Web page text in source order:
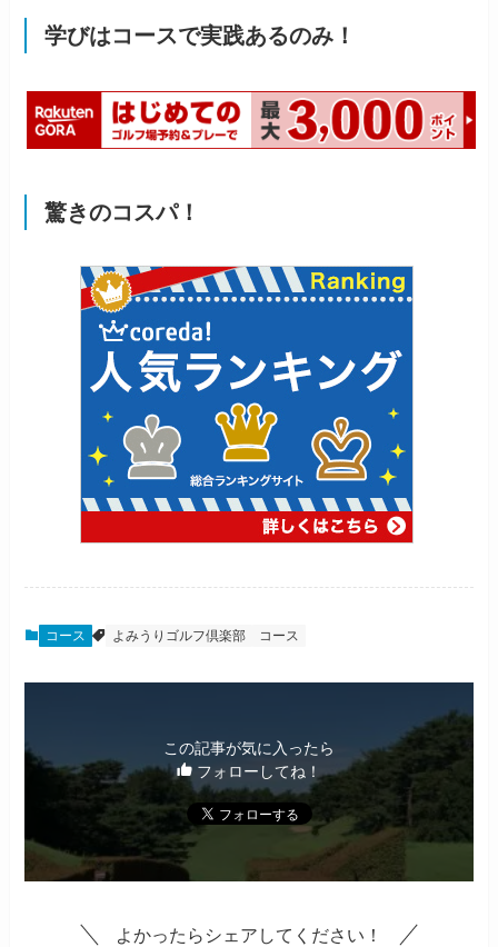
学びはコースで実践あるのみ！
驚きのコスパ！
コース よみうりゴルフ倶楽部 コース
この記事が気に入ったら
フォローしてね！
よかったらシェアしてください！